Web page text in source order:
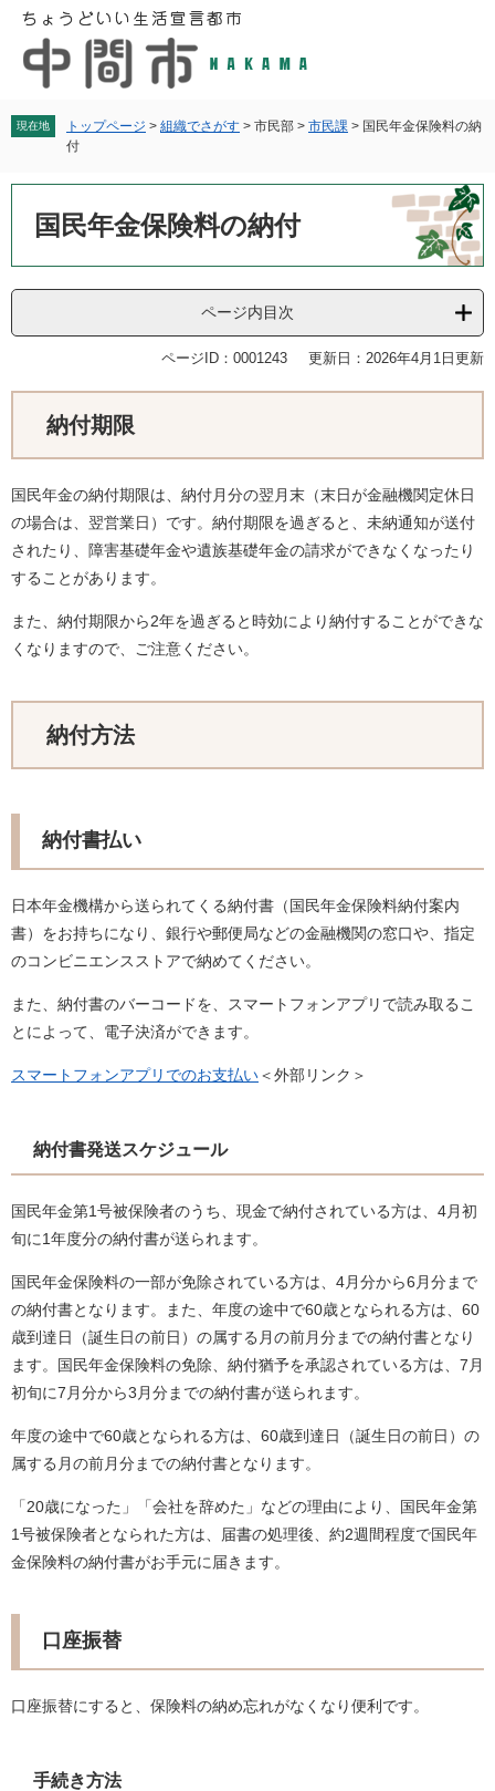
へ
現在地 トップページ > 組織でさがす > 市民部 > 市民課 > 国民年金保険料の納
付
国民年金保険料の納付
ページ内目次
ページID：0001243 更新日：2026年4月1日更新
納付期限
国民年金の納付期限は、納付月分の翌月末（末日が金融機関定休日
の場合は、翌営業日）です。納付期限を過ぎると、未納通知が送付
されたり、障害基礎年金や遺族基礎年金の請求ができなくなったり
することがあります。
また、納付期限から2年を過ぎると時効により納付することができな
くなりますので、ご注意ください。
納付方法
納付書払い
日本年金機構から送られてくる納付書（国民年金保険料納付案内
書）をお持ちになり、銀行や郵便局などの金融機関の窓口や、指定
のコンビニエンスストアで納めてください。
また、納付書のバーコードを、スマートフォンアプリで読み取るこ
とによって、電子決済ができます。
スマートフォンアプリでのお支払い＜外部リンク＞
納付書発送スケジュール
国民年金第1号被保険者のうち、現金で納付されている方は、4月初
旬に1年度分の納付書が送られます。
国民年金保険料の一部が免除されている方は、4月分から6月分まで
の納付書となります。また、年度の途中で60歳となられる方は、60
歳到達日（誕生日の前日）の属する月の前月分までの納付書となり
ます。国民年金保険料の免除、納付猶予を承認されている方は、7月
初旬に7月分から3月分までの納付書が送られます。
年度の途中で60歳となられる方は、60歳到達日（誕生日の前日）の
属する月の前月分までの納付書となります。
「20歳になった」「会社を辞めた」などの理由により、国民年金第
1号被保険者となられた方は、届書の処理後、約2週間程度で国民年
金保険料の納付書がお手元に届きます。
口座振替
口座振替にすると、保険料の納め忘れがなくなり便利です。
手続き方法